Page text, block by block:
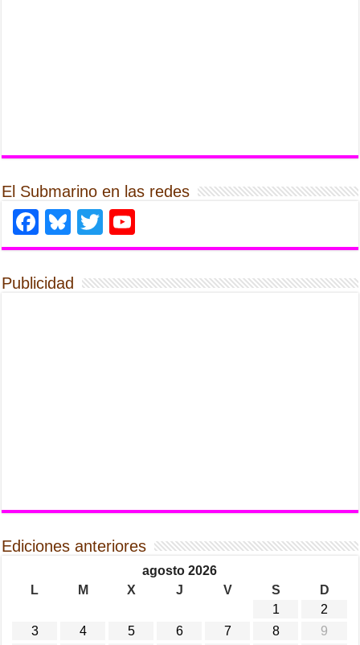
El Submarino en las redes
Facebook
Bluesky
Twitter
Publicidad
Ediciones anteriores
agosto 2026
L
M X J V S
D
1
2
3
4 5 6 7 8
9